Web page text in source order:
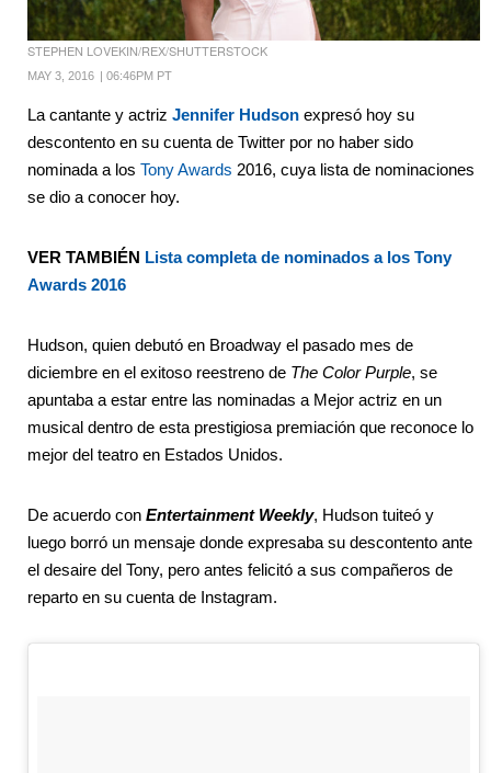
STEPHEN LOVEKIN/REX/SHUTTERSTOCK
MAY 3, 2016 06:46PM PT
La cantante y actriz Jennifer Hudson expresó hoy su
descontento en su cuenta de Twitter por no haber sido
nominada a los Tony Awards 2016, cuya lista de nominaciones
se dio a conocer hoy.
VER TAMBIÉN Lista completa de nominados a los Tony
Awards 2016
Hudson, quien debutó en Broadway el pasado mes de
diciembre en el exitoso reestreno de The Color Purple, se
apuntaba a estar entre las nominadas a Mejor actriz en un
musical dentro de esta prestigiosa premiación que reconoce lo
mejor del teatro en Estados Unidos.
De acuerdo con Entertainment Weekly, Hudson tuiteó y
luego borró un mensaje donde expresaba su descontento ante
el desaire del Tony, pero antes felicitó a sus compañeros de
reparto en su cuenta de Instagram.